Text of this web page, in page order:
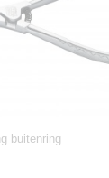
buitenring